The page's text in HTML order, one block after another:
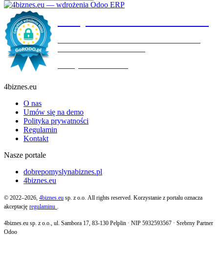
4biznes.eu
O nas
Umów się na demo
Polityka prywatności
Regulamin
Kontakt
Nasze portale
dobrepomyslynabiznes.pl
4biznes.eu
© 2022–2026, 4biznes.eu sp. z o.o. All rights reserved. Korzystanie z portalu oznacza
akceptację regulaminu .
4biznes.eu sp. z o.o., ul. Sambora 17, 83-130 Pelplin · NIP 5932593567 · Srebrny Partner
Odoo